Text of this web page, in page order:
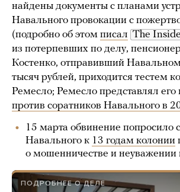
найдены документы с планами
Навального провокации с
(подробно об этом писал The
из потерпевших по делу,
Костенко, отправивший
тысяч рублей, приходится тестем
Ремесло; Ремесло представлял его
против соратников Навального в
15 марта обвинение попросило
Навального к 13 годам колонии
о мошенничестве и неуважении
ПОДРОБНЕЕ О ДЕЛЕ